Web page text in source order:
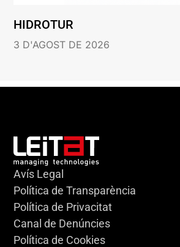
HIDROTUR
3 D'AGOST DE 2026
Avís Legal
Política de Transparència
Política de Privacitat
Canal de Denúncies
Política de Cookies